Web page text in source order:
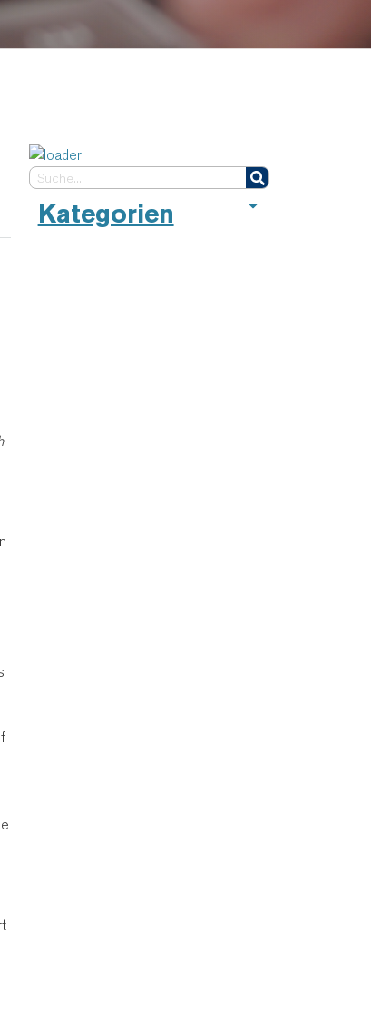
Kategorien